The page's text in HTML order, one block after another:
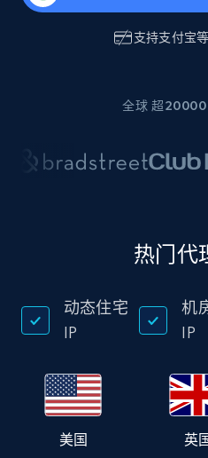
支持支付宝
全球 超20000
热门代
动态住宅
IP
机
IP
美国 英